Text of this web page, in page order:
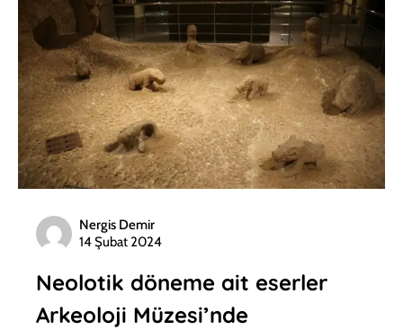
Nergis Demir
14 Şubat 2024
Neolotik döneme ait eserler
Arkeoloji Müzesi’nde